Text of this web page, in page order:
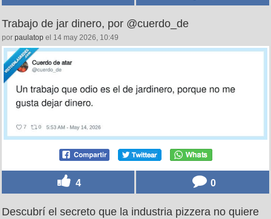
Trabajo de jar dinero, por @cuerdo_de
por paulatop el 14 may 2026, 10:49
4 0
Descubrí el secreto que la industria pizzera no quiere